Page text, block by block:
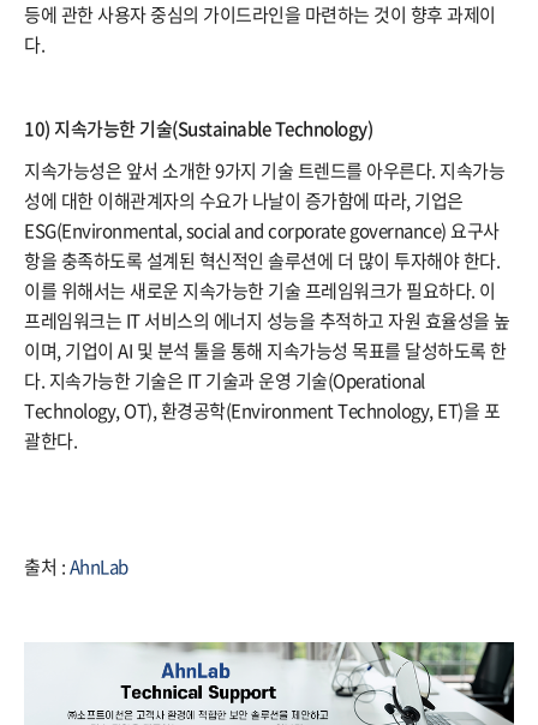
등에 관한 사용자 중심의 가이드라인을 마련하는 것이 향후 과제이
다.
10) 지속가능한 기술(Sustainable Technology)
지속가능성은 앞서 소개한 9가지 기술 트렌드를 아우른다. 지속가능
성에 대한 이해관계자의 수요가 나날이 증가함에 따라, 기업은
ESG(Environmental, social and corporate governance) 요구사
항을 충족하도록 설계된 혁신적인 솔루션에 더 많이 투자해야 한다.
이를 위해서는 새로운 지속가능한 기술 프레임워크가 필요하다. 이
프레임워크는 IT 서비스의 에너지 성능을 추적하고 자원 효율성을 높
이며, 기업이 AI 및 분석 툴을 통해 지속가능성 목표를 달성하도록 한
다. 지속가능한 기술은 IT 기술과 운영 기술(Operational
Technology, OT), 환경공학(Environment Technology, ET)을 포
괄한다.
출처 :AhnLab